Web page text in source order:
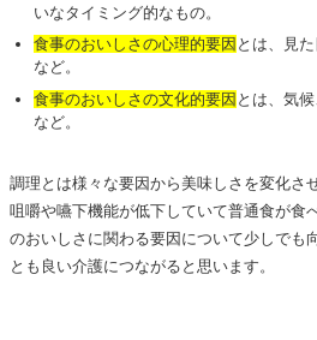
いなタイミング的なもの。
食事のおいしさの心理的要因 とは、見
など。
食事のおいしさの文化的要因 とは、気
など。
調理とは様々な要因から美味しさを変化さ
咀嚼や嚥下機能が低下していて普通食が食
のおいしさに関わる要因について少しでも
とも良い介護につながると思います。